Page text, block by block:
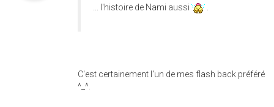
... l'histoire de Nami aussi
C'est certainement l'un de mes flash back préféré
^_^.